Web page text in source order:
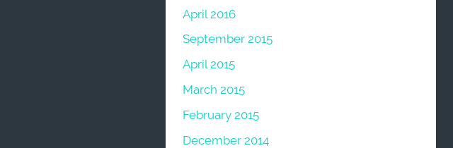
April 2016
September 2015
April 2015
March 2015
February 2015
December 2014